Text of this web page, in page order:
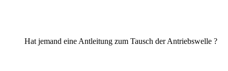
Hat jemand eine Antleitung zum Tausch der Antriebswelle ?